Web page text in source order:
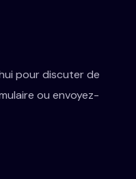
pour discuter de
ou envoyez-